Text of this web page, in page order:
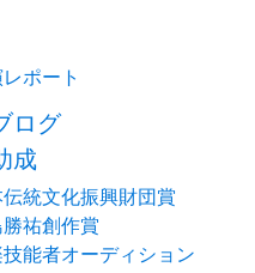
ポート
ログ
成
伝統文化振興財団賞
祐創作賞
能者オーディション